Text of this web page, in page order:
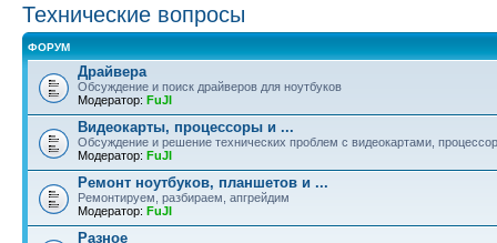
Технические вопросы
ФОРУМ
Драйвера
Обсуждение и поиск драйверов для ноутбуков
Модератор: FuJI
Видеокарты, процессоры и ...
Обсуждение и решение технических проблем с видеокартами,
Модератор: FuJI
Ремонт ноутбуков, планшетов и ...
Ремонтируем, разбираем, апгрейдим
Модератор: FuJI
Разное